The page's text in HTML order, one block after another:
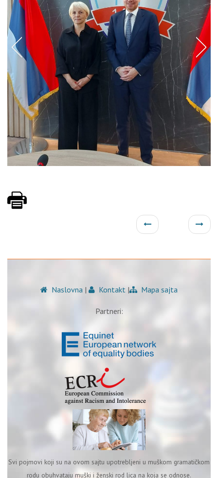
Naslovna | Kontakt | Mapa sajta
Partneri:
Svi pojmovi koji su na ovom sajtu upotrebljeni u muškom gramatičkom
rodu obuhvataju muški i ženski rod lica na koja se odnose.